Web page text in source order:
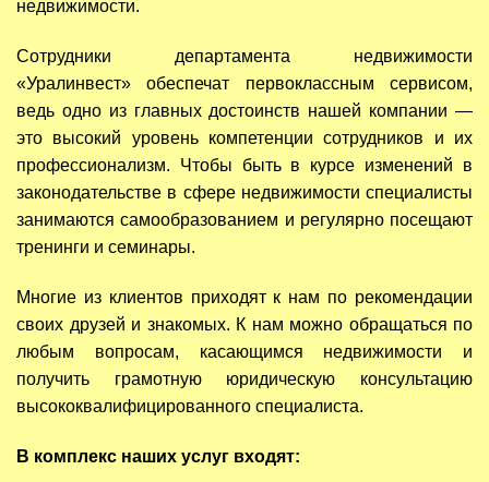
недвижимости.
Сотрудники департамента недвижимости
«Уралинвест» обеспечат первоклассным сервисом,
ведь одно из главных достоинств нашей компании —
это высокий уровень компетенции сотрудников и их
профессионализм. Чтобы быть в курсе изменений в
законодательстве в сфере недвижимости специалисты
занимаются самообразованием и регулярно посещают
тренинги и семинары.
Многие из клиентов приходят к нам по рекомендации
своих друзей и знакомых. К нам можно обращаться по
любым вопросам, касающимся недвижимости и
получить грамотную юридическую консультацию
высококвалифицированного специалиста.
В комплекс наших услуг входят: